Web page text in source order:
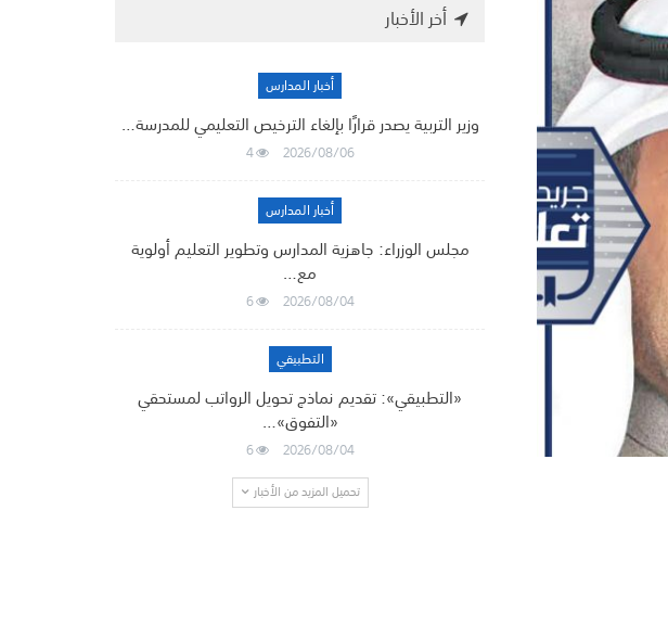
أخر الأخبار
أخبار المدارس
وزير التربية يصدر قرارًا بإلغاء الترخيص التعليمي للمدرسة…
2026/08/06
4
أخبار المدارس
مجلس الوزراء: جاهزية المدارس وتطوير التعليم أولوية
مع…
2026/08/04
6
التطبيقي
«التطبيقي»: تقديم نماذج تحويل الرواتب لمستحقي
«التفوق»…
2026/08/04
6
تحميل المزيد من الأخبار